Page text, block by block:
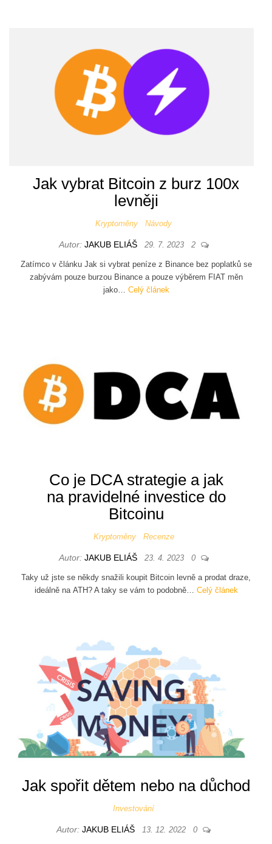
Jak vybrat Bitcoin z burz 100x
levněji
Kryptoměny Návody
Autor: JAKUB ELIÁŠ 29. 7. 2023 2
Zatímco v článku Jak si vybrat peníze z Binance bez poplatků se
zabývám pouze burzou Binance a pouze výběrem FIAT měn
jako… Celý článek
Co je DCA strategie a jak
na pravidelné investice do
Bitcoinu
Kryptoměny Recenze
Autor: JAKUB ELIÁŠ 23. 4. 2023 0
Taky už jste se někdy snažili koupit Bitcoin levně a prodat draze,
ideálně na ATH? A taky se vám to podobně… Celý článek
Jak spořit dětem nebo na důchod
Investování
Autor: JAKUB ELIÁŠ 13. 12. 2022 0